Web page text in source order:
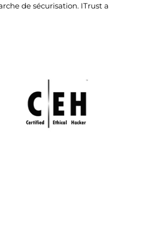
de sécurisation. ITrust a